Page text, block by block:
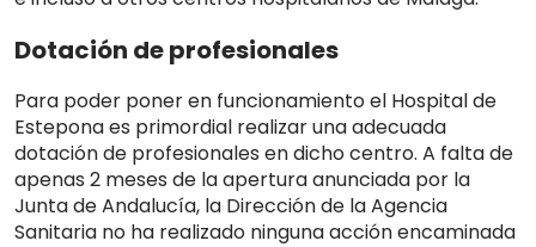
Dotación de profesionales
Para poder poner en funcionamiento el Hospital de
Estepona es primordial realizar una adecuada
dotación de profesionales en dicho centro. A falta de
apenas 2 meses de la apertura anunciada por la
Junta de Andalucía, la Dirección de la Agencia
Sanitaria no ha realizado ninguna acción encaminada